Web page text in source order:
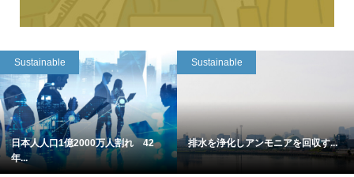
Sustainable
日本人人口1億2000万人割れ 42
年...
Sustainable
排水を浄化しアンモニアを回収す...